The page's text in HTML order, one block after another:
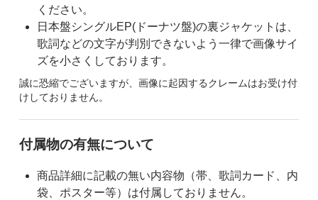
ください。
日本盤シングルEP(ドーナツ盤)の裏ジャケットは、
歌詞などの文字が判別できないよう一律で画像サイ
ズを小さくしております。
誠に恐縮でございますが、画像に起因するクレームはお受け付
けしておりません。
付属物の有無について
商品詳細に記載の無い内容物（帯、歌詞カード、内
袋、ポスター等）は付属しておりません。